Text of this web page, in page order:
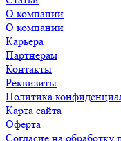
О компании
О компании
Карьера
Партнерам
Контакты
Реквизиты
Политика
Карта сайта
Оферта
Согласие на